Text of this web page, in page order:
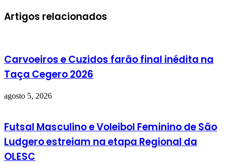
Artigos relacionados
Carvoeiros e Cuzidos farão final inédita na
Taça Cegero 2026
agosto 5, 2026
Futsal Masculino e Voleibol Feminino de São
Ludgero estreiam na etapa Regional da
OLESC